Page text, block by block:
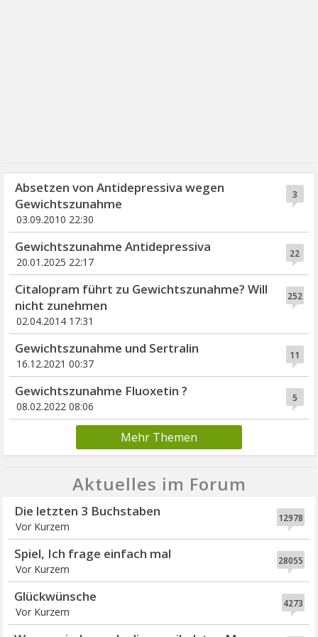
3
Absetzen von Antidepressiva wegen
Gewichtszunahme
03.09.2010 22:30
22
Gewichtszunahme Antidepressiva
20.01.2025 22:17
252
Citalopram führt zu Gewichtszunahme? Will
nicht zunehmen
02.04.2014 17:31
11
Gewichtszunahme und Sertralin
16.12.2021 00:37
5
Gewichtszunahme Fluoxetin ?
08.02.2022 08:06
Mehr Themen
Aktuelles im Forum
12978
Die letzten 3 Buchstaben
Vor Kurzem
28055
Spiel, Ich frage einfach mal
Vor Kurzem
4273
Glückwünsche
Vor Kurzem